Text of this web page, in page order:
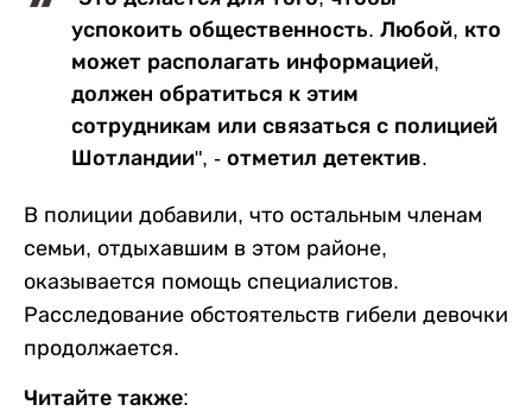
успокоить общественность. Любой, кто
может располагать информацией,
должен обратиться к этим
сотрудникам или связаться с полицией
Шотландии", - отметил детектив.
В полиции добавили, что остальным членам
семьи, отдыхавшим в этом районе,
оказывается помощь специалистов.
Расследование обстоятельств гибели девочки
продолжается.
Читайте также: